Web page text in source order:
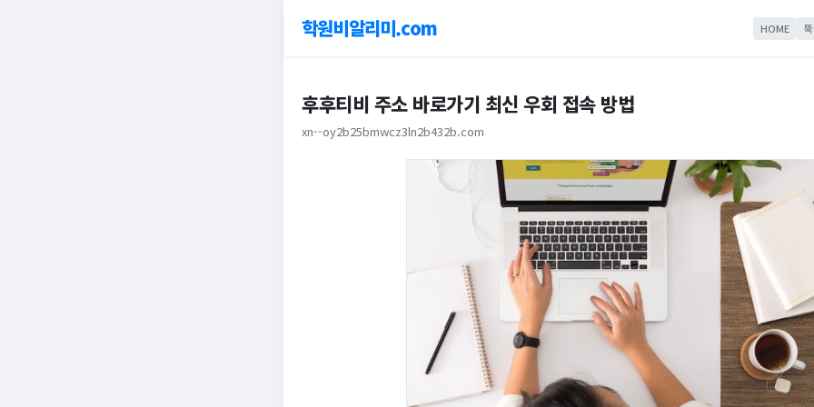
학원비알리미.com HOME
후후티비 주소 바로가기 최신 우회 접속 방법
xn--oy2b25bmwcz3ln2b432b.com